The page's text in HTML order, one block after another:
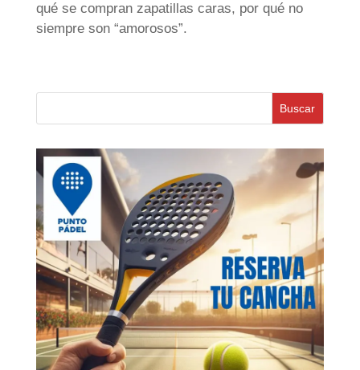
qué se compran zapatillas caras, por qué no
siempre son “amorosos”.
Buscar